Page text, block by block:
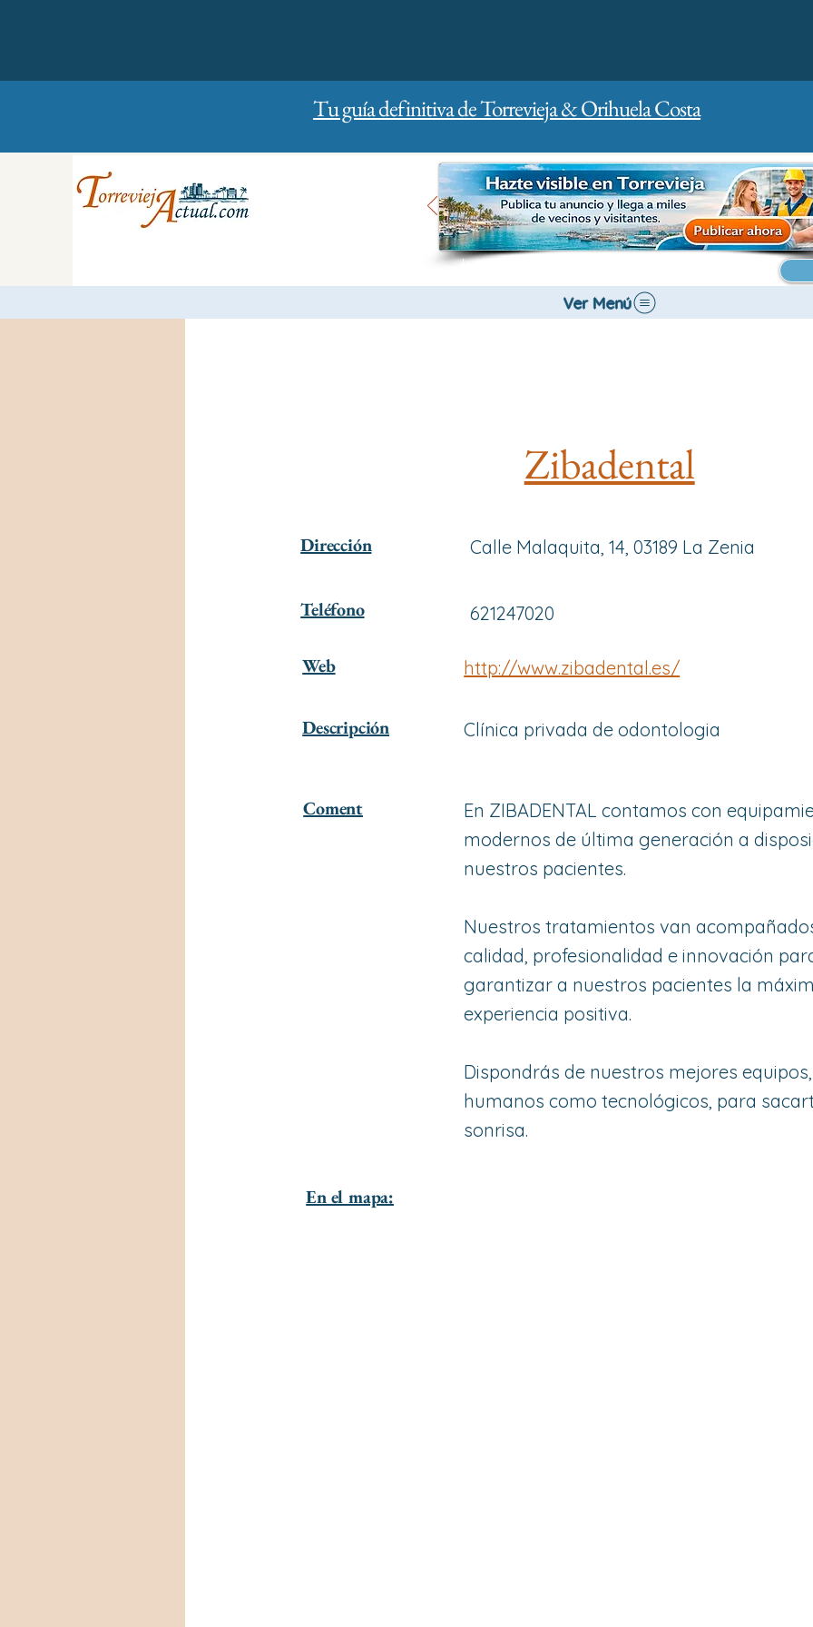
Tu guía definitiva de Torrevieja & Orihuela Costa
Ver Menú
Zibadental
Dirección
Teléfono
Web
Descripción
Coment
Calle Malaquita, 14, 03189 La Zenia
621247020
http://www.zibadental.es/
Clínica privada de odontologia
En ZIBADENTAL contamos con
modernos de última generación a
nuestros pacientes.
Nuestros tratamientos van
calidad, profesionalidad e innovación
garantizar a nuestros pacientes la
experiencia positiva.
Dispondrás de nuestros mejores
humanos como tecnológicos, para
sonrisa.
En el mapa: